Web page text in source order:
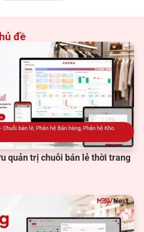
đề
Chuỗi bán lẻ, Phân hệ Bán hàng, Phân hệ Kho
quản trị chuỗi bán lẻ thời trang